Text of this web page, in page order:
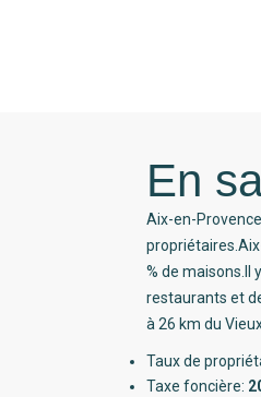
En
Aix-en-
% de maisons.Il
restaurants et
à 26 km du
Taux de
Taxe foncière: